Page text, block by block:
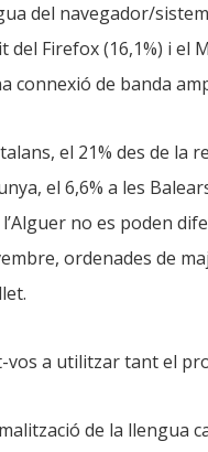
del navegador/
Firefox (16,1%) i
connexió de banda
el 21% des de la
el 6,6% a les
no es poden
ordenades de
a utilitzar tant el
de la